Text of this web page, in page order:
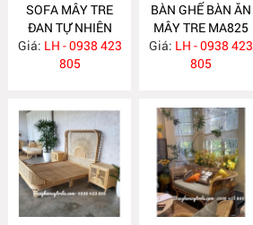
SOFA MÂY TRE
ĐAN TỰ NHIÊN
MA830
Giá: LH - 0938 423
805
BÀN GHẾ BÀN ĂN
MÂY TRE MA825
Giá: LH - 0938 423
805